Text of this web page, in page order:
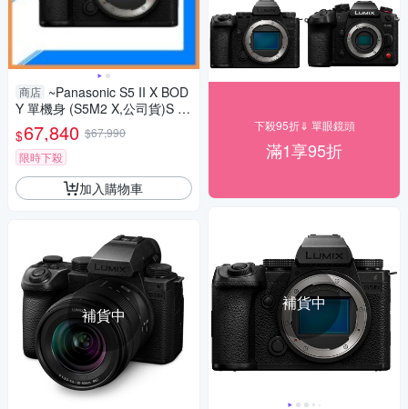
商店 ~Panasonic S5 II X BOD
Y 單機身 (S5M2 X,公司貨)S 5II
$67,840 $67,990
限時下殺
加入購物車
補貨中
下殺95折⇓ 單眼鏡頭
滿1享95折
補貨中